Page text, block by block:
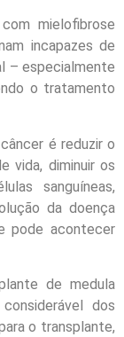
mielofibrose
incapazes de
– especialmente
o tratamento
é reduzir o
vida, diminuir os
sanguíneas,
da doença
pode acontecer
de medula
dos
o transplante,